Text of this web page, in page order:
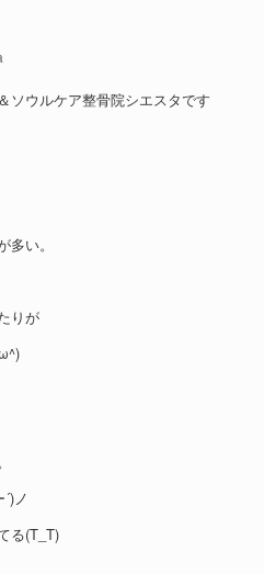
ソウルケア整骨院シエスタです
い。
りが
ノ
る(T_T)